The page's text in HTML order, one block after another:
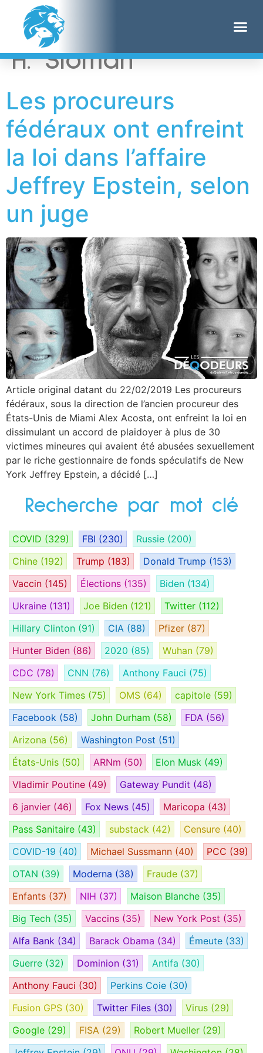
Étiquette :
H. Sloman
Les procureurs
fédéraux ont enfreint
la loi dans l’affaire
Jeffrey Epstein, selon
un juge
Article original datant du 22/02/2019 Les procureurs
fédéraux, sous la direction de l’ancien procureur des
États-Unis de Miami Alex Acosta, ont enfreint la loi en
dissimulant un accord de plaidoyer à plus de 30
victimes mineures qui avaient été abusées sexuellement
par le riche gestionnaire de fonds spéculatifs de New
York Jeffrey Epstein, a décidé […]
Recherche par mot clé
COVID (329) FBI (230) Russie (200)
Chine (192) Trump (183) Donald Trump (153)
Vaccin (145) Élections (135) Biden (134)
Ukraine (131) Joe Biden (121) Twitter (112)
Hillary Clinton (91) CIA (88) Pfizer (87)
Hunter Biden (86) 2020 (85) Wuhan (79)
CDC (78) CNN (76) Anthony Fauci (75)
New York Times (75) OMS (64) capitole (59)
Facebook (58) John Durham (58) FDA (56)
Arizona (56) Washington Post (51)
États-Unis (50) ARNm (50) Elon Musk (49)
Vladimir Poutine (49) Gateway Pundit (48)
6 janvier (46) Fox News (45) Maricopa (43)
Pass Sanitaire (43) substack (42) Censure (40)
COVID-19 (40) Michael Sussmann (40) PCC (39)
OTAN (39) Moderna (38) Fraude (37)
Enfants (37) NIH (37) Maison Blanche (35)
Big Tech (35) Vaccins (35) New York Post (35)
Alfa Bank (34) Barack Obama (34) Émeute (33)
Guerre (32) Dominion (31) Antifa (30)
Anthony Fauci (30) Perkins Coie (30)
Fusion GPS (30) Twitter Files (30) Virus (29)
Google (29) FISA (29) Robert Mueller (29)